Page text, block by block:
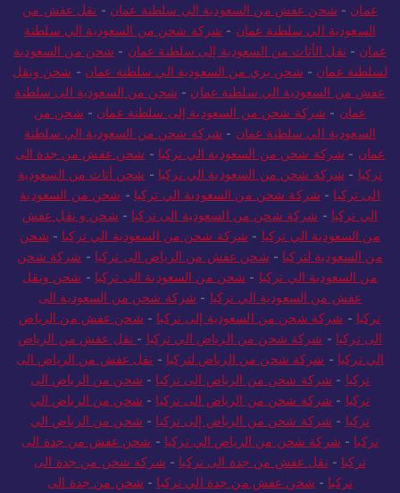
عمان - شحن عفش من السعودية الي سلطنة عمان - نقل عفش من
السعودية الي سلطنة عمان - شركة شحن من السعودية الي سلطنة
عمان - نقل الأثاث من السعودية إلى سلطنة عمان - شحن من السعودية
لسلطنة عمان - شحن بري من السعودية الي سلطنة عمان - شحن ونقل
عفش من السعودية الي سلطنة عمان - شحن من السعودية الى سلطنة
عمان - شركة شحن من السعودية إلى سلطنة عمان - شحن من
السعودية الي سلطنة عمان - شركة شحن من السعودية الي سلطنة
عمان - شركة شحن من السعودية الي تركيا - شحن عفش من جدة الى
تركيا - شركة شحن من السعودية الي تركيا - شحن أثاث من السعودية
الى تركيا - شركة شحن من السعودية الي تركيا - شحن من السعودية
الي تركيا - شركة شحن من السعودية الى تركيا - شحن و نقل عفش
من السعودية الي تركيا - شركة شحن من السعودية الي تركيا - شحن
من السعودية لتركيا - شحن عفش من الرياض الى تركيا - شركة شحن
من السعودية الي تركيا - شحن من السعودية الى تركيا - شحن ونقل
عفش من السعودية الي تركيا - شركة شحن من السعودية الى
تركيا - شركة شحن من السعودية إلى تركيا - شحن عفش من الرياض
الى تركيا - شركة شحن من الرياض الي تركيا - نقل عفش من الرياض
الي تركيا - شركة شحن من الرياض لتركيا - نقل عفش من الرياض الى
تركيا - شركة شحن من الرياض الى تركيا - شحن من الرياض الى
تركيا - شركة شحن من الرياض الى تركيا - شحن من الرياض الي
تركيا - شركة شحن من الرياض إلى تركيا - شحن من الرياض الي
تركيا - شركة شحن من الرياض الي تركيا - شحن عفش من جدة الى
تركيا - نقل عفش من جدة الى تركيا - شركة شحن من جدة الى
تركيا - شحن عفش من جدة الي تركيا - شحن من جدة الى